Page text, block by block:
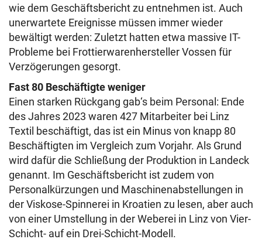
wie dem Geschäftsbericht zu entnehmen ist. Auch
unerwartete Ereignisse müssen immer wieder
bewältigt werden: Zuletzt hatten etwa massive IT-
Probleme bei Frottierwarenhersteller Vossen für
Verzögerungen gesorgt.
Fast 80 Beschäftigte weniger
Einen starken Rückgang gab‘s beim Personal: Ende
des Jahres 2023 waren 427 Mitarbeiter bei Linz
Textil beschäftigt, das ist ein Minus von knapp 80
Beschäftigten im Vergleich zum Vorjahr. Als Grund
wird dafür die Schließung der Produktion in Landeck
genannt. Im Geschäftsbericht ist zudem von
Personalkürzungen und Maschinenabstellungen in
der Viskose-Spinnerei in Kroatien zu lesen, aber auch
von einer Umstellung in der Weberei in Linz von Vier-
Schicht- auf ein Drei-Schicht-Modell.